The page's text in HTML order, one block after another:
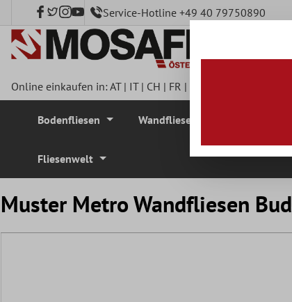
springen Service-Hotline +49 40 79750890
Online einkaufen in:AT| IT| CH | FR |
Bodenfliesen Wandfliesen
Fliesenwelt
Muster Metro Wandfliesen